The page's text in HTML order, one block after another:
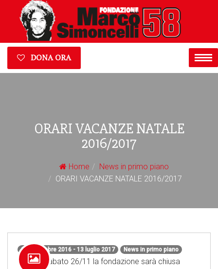
DONA ORA
ORARI VACANZE NATALE
2016/2017
Home
News in primo piano
ORARI VACANZE NATALE 2016/2017
24 novembre 2016 - 13 luglio 2017 News in primo piano
Questo sabato 26/11 la fondazione sarà chiusa